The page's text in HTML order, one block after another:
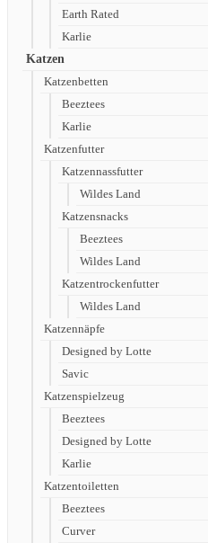
Earth Rated
Karlie
Katzen
Katzenbetten
Beeztees
Karlie
Katzenfutter
Katzennassfutter
Wildes Land
Katzensnacks
Beeztees
Wildes Land
Katzentrockenfutter
Wildes Land
Katzennäpfe
Designed by Lotte
Savic
Katzenspielzeug
Beeztees
Designed by Lotte
Karlie
Katzentoiletten
Beeztees
Curver